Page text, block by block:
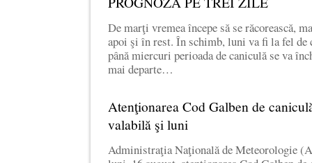
De marţi vremea începe să se răcorească,
apoi şi în rest. În schimb, luni va fi la fel de
până miercuri perioada de caniculă se va
mai departe…
Atenţionarea Cod Galben de
valabilă şi luni
Administraţia Naţională de Meteorologie